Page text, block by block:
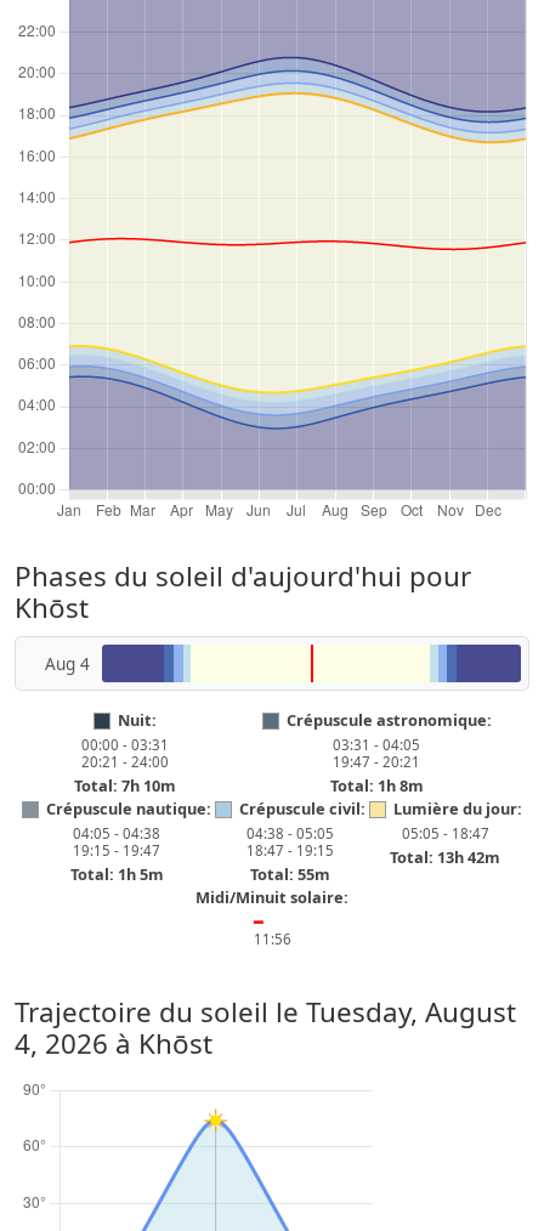
Phases du soleil d'aujourd'hui pour
Khōst
Aug 4
Nuit:
00:00 - 03:31
20:21 - 24:00
Total: 7h 10m
Crépuscule astronomique:
03:31 - 04:05
19:47 - 20:21
Total: 1h 8m
Crépuscule nautique:
04:05 - 04:38
19:15 - 19:47
Total: 1h 5m
Crépuscule civil:
04:38 - 05:05
18:47 - 19:15
Total: 55m
Lumière du jour:
05:05 - 18:47
Total: 13h 42m
Midi/Minuit solaire:
━
11:56
Trajectoire du soleil le Tuesday, August
4, 2026 à Khōst